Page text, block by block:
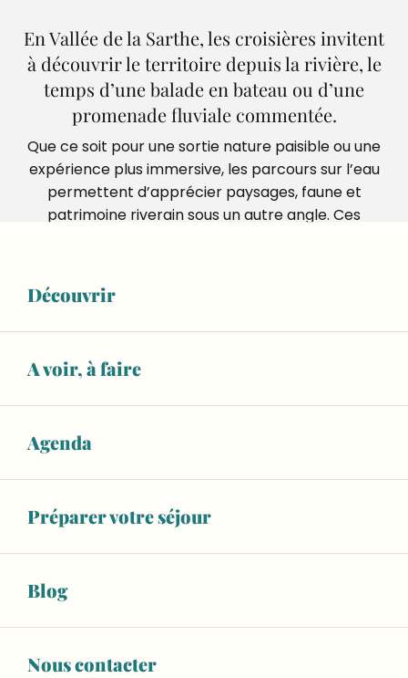
Découvrir
A voir, à faire
Agenda
Préparer votre séjour
Blog
Nous contacter
En Vallée de la Sarthe, les croisières invitent
à découvrir le territoire depuis la rivière, le
temps d’une balade en bateau ou d’une
promenade fluviale commentée.
Que ce soit pour une sortie nature paisible ou une
expérience plus immersive, les parcours sur l’eau
permettent d’apprécier paysages, faune et
patrimoine riverain sous un autre angle. Ces
Sarthe. Une belle façon de mêler découverte,
Ajouter
Partez en bateau électrique "eco-responsable" à la
Location bateau électrique 5-7 places